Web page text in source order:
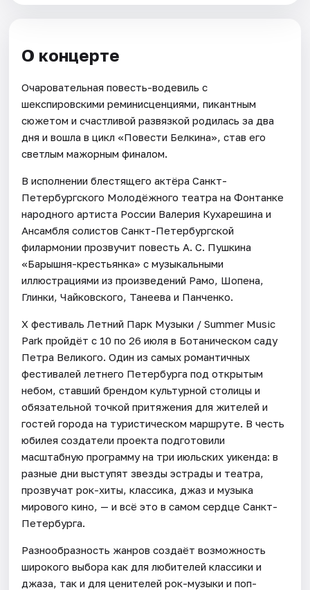
О концерте
Очаровательная повесть-водевиль с
шекспировскими реминисценциями, пикантным
сюжетом и счастливой развязкой родилась за два
дня и вошла в цикл «Повести Белкина», став его
светлым мажорным финалом.
В исполнении блестящего актёра Санкт-
Петербургского Молодёжного театра на Фонтанке
народного артиста России Валерия Кухарешина и
Ансамбля солистов Санкт-Петербургской
филармонии прозвучит повесть А. С. Пушкина
«Барышня-крестьянка» с музыкальными
иллюстрациями из произведений Рамо, Шопена,
Глинки, Чайковского, Танеева и Панченко.
Х фестиваль Летний Парк Музыки / Summer Music
Park пройдёт с 10 по 26 июля в Ботаническом саду
Петра Великого. Один из самых романтичных
фестивалей летнего Петербурга под открытым
небом, ставший брендом культурной столицы и
обязательной точкой притяжения для жителей и
гостей города на туристическом маршруте. В честь
юбилея создатели проекта подготовили
масштабную программу на три июльских уикенда: в
разные дни выступят звезды эстрады и театра,
прозвучат рок-хиты, классика, джаз и музыка
мирового кино, — и всё это в самом сердце Санкт-
Петербурга.
Разнообразность жанров создаёт возможность
широкого выбора как для любителей классики и
джаза, так и для ценителей рок-музыки и поп-